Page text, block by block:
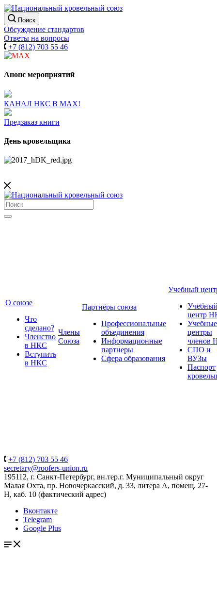
Поиск
Обсуждение стандартов
Ответы на вопросы
+7 (812) 703 55 46
Анонс мероприятий
КАНАЛ НКС В МАХ!
Предзаказ книги
День кровельщика
О союзе
Что
сделано?
Членство
в НКС
Вступить
в НКС
Члены
Союза
Партнёры союза
Профессиональные
объединения
Информационные
партнеры
Сфера образования
Учебный
центр
Учебные
центры
членов
СПО и
ВУЗы
Паспорт
+7 (812) 703 55 46
secretary@roofers-union.ru
195112, г. Санкт-Петербург, вн.тер.г. Муниципальный округ
Малая Охта, пр. Новочеркасский, д. 33, литера А, помещ. 27-
Н, каб. 10 (фактический адрес)
Вконтакте
Telegram
Google Plus